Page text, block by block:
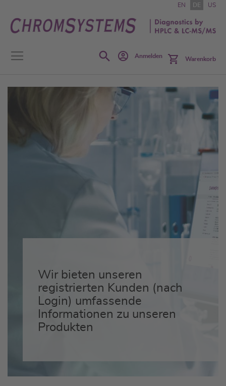
Inhalt
springen
EN DE US
SearchAnmelden Warenkorb
Wir bieten unseren
registrierten Kunden (nach
Login) umfassende
Informationen zu unseren
Produkten